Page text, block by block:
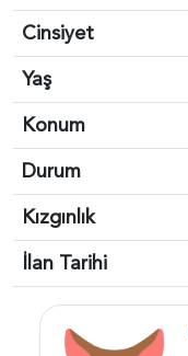
Cinsiyet
Yaş
Konum
Durum
Kızgınlık
İlan Tarihi